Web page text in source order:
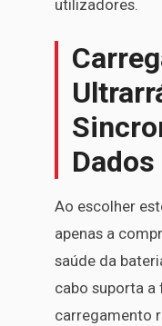
utilizadores.
Dados
Ao escolher
apenas a
saúde da
cabo suporta
carregamento